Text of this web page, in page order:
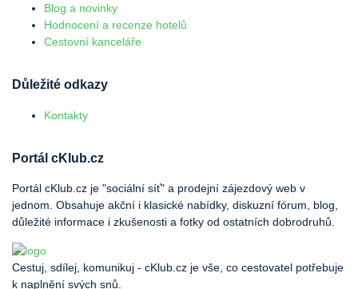
Blog a novinky
Hodnocení a recenze hotelů
Cestovní kanceláře
Důležité odkazy
Kontakty
Portál cKlub.cz
Portál cKlub.cz je "sociální síť" a prodejní zájezdový web v
jednom. Obsahuje akční i klasické nabídky, diskuzní fórum, blog,
důležité informace i zkušenosti a fotky od ostatních dobrodruhů.
Cestuj, sdílej, komunikuj - cKlub.cz je vše, co cestovatel potřebuje
k naplnění svých snů.